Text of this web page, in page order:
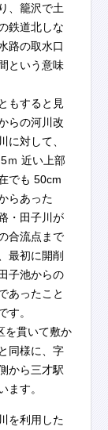
、籠沢で土
鉄道北しな
路の取水口
という意味
もすると見
らの河川改
に対して、
ｍ 近い上部
でも 50cm
らあった
・田子川が
合流点まで
最初に開削
子池からの
あったこと
す。
を貫いて敷か
同様に、字
から三才駅
ます。
を利用した